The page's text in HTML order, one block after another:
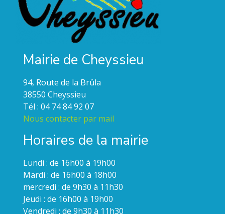
Mairie de Cheyssieu
94, Route de la Brûla
38550 Cheyssieu
Tél : 04 74 84 92 07
Nous contacter par mail
Horaires de la mairie
Lundi : de 16h00 à 19h00
Mardi : de 16h00 à 18h00
mercredi : de 9h30 à 11h30
Jeudi : de 16h00 à 19h00
Vendredi : de 9h30 à 11h30